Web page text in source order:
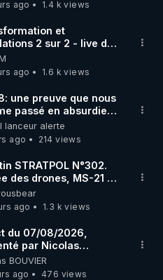
de méditation et
code
ago
1.4 k views
et
2 sur 2 - live du
26
ago
1.6 k views
une preuve que nous
passé en absurdie
qui veut faire
opposant !
lanceur alerte
ago
214 views
STRATPOL N°302.
des drones, MS-21 en
missiles coréens.
ago
1.3 k views
du 07/08/2026,
par Nicolas
BOUVIER
ago
476 views